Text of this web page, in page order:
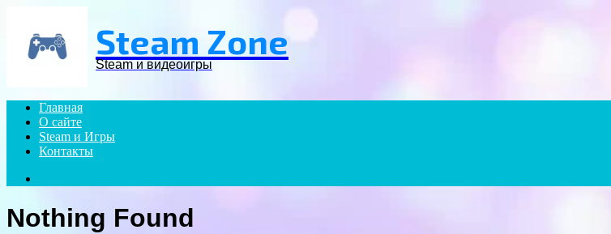
Steam Zone
Steam и видеоигры
Главная
О сайте
Steam и Игры
Контакты
Nothing Found